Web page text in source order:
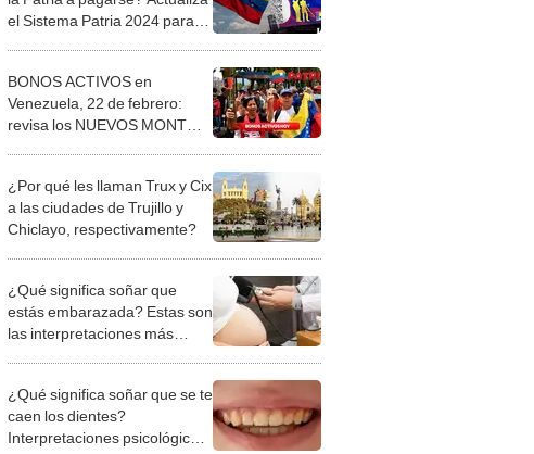
el Sistema Patria 2024 para
BONOS ACTIVOS en
Venezuela, 22 de febrero:
revisa los NUEVOS MONTOS,
NOTICIAS
¿Por qué les llaman Trux y Cix
a las ciudades de Trujillo y
Chiclayo, respectivamente?
¿Qué significa soñar que
estás embarazada? Estas son
las interpretaciones más
comunes
¿Qué significa soñar que se te
caen los dientes?
Interpretaciones psicológicas
y posibles explicaciones